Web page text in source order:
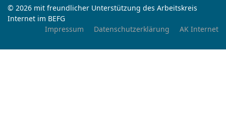
© 2026 mit freundlicher Unterstützung des Arbeitskreis
Internet im BEFG
Impressum
Datenschutzerklärung AK Internet